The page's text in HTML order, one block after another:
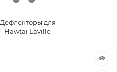
Дефлекторы для
Hawtai Laville